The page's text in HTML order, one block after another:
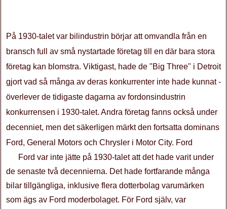
På 1930-talet var bilindustrin börjar att omvandla från en
bransch full av små nystartade företag till en där bara stora
företag kan blomstra. Viktigast, hade de "Big Three" i Detroit
gjort vad så många av deras konkurrenter inte hade kunnat -
överlever de tidigaste dagarna av fordonsindustrin
konkurrensen i 1930-talet. Andra företag fanns också under
decenniet, men det säkerligen märkt den fortsatta dominans
Ford, General Motors och Chrysler i Motor City. Ford
Ford var inte jätte på 1930-talet att det hade varit under
de senaste två decennierna. Det hade fortfarande många
bilar tillgängliga, inklusive flera dotterbolag varumärken
som ägs av Ford moderbolaget. För Ford själv, var